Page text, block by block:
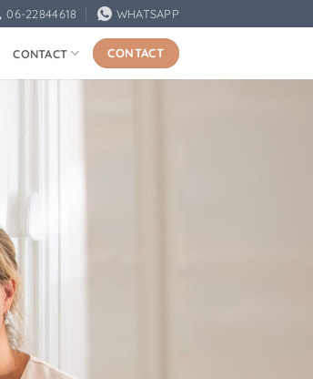
06-22844618 WHATSAPP
CONTACT CONTACT